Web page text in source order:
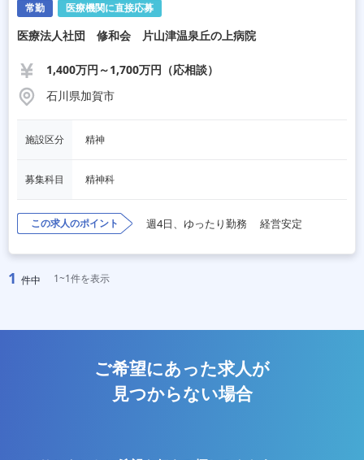
常勤 医療機関に直接応募
医療法人社団 修和会 片山津温泉丘の上病院
1,400万円～1,700万円（応相談）
石川県加賀市
施設区分 精神
募集科目 精神科
この求人のポイント 週4日、ゆったり勤務 経営安定
1 件中 1~1件を表示
ご希望にあった求人が
見つからない場合